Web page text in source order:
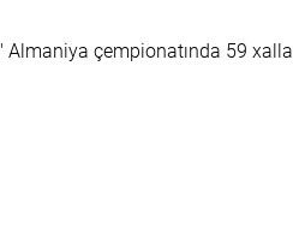
Almaniya çempionatında 59 xalla